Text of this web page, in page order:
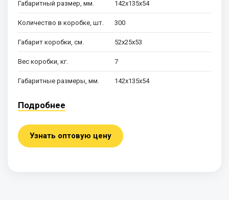
Габаритный размер, мм. 142х135х54
Количество в коробке, шт. 300
Габарит коробки, см. 52х25х53
Вес коробки, кг. 7
Габаритные размеры, мм. 142х135х54
Подробнее
Узнать оптовую цену